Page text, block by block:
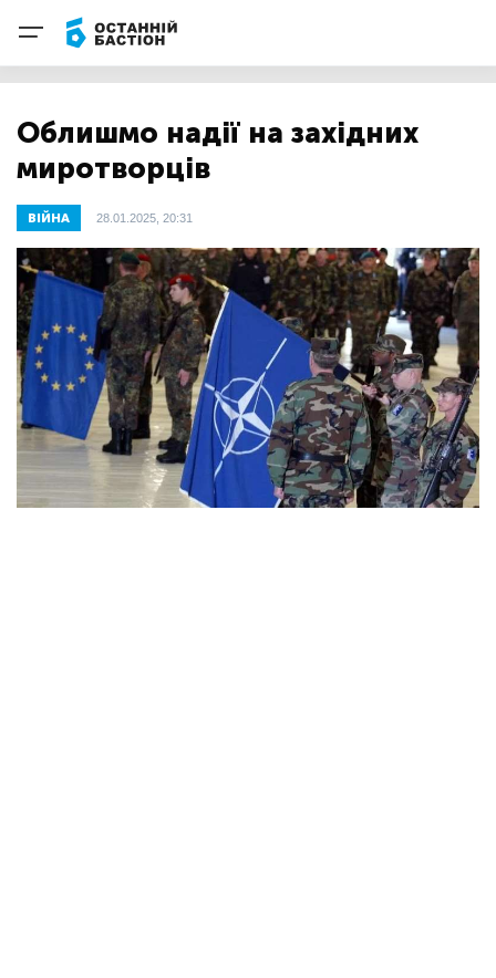
Облишмо надії на західних
миротворців
ВІЙНА 28.01.2025, 20:31